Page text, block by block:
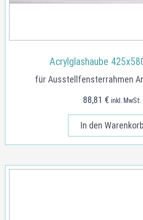
Acrylglashaube
für Ausstellfensterrahmen
88,81 € inkl. MwSt.
In den Warenkorb